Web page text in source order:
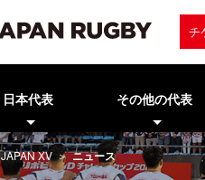
チ
日本代表 その他の代表
JAPAN XV ニュース